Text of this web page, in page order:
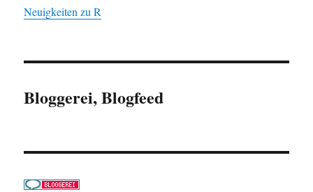
Neuigkeiten zu R
Bloggerei, Blogfeed